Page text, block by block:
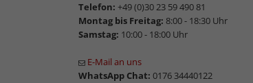
Telefon: +49 (0)30 23 59 490 81
Montag bis Freitag: 8:00 - 18:30 Uhr
Samstag: 10:00 - 18:00 Uhr
E-Mail an uns
WhatsApp Chat: 0176 34440122